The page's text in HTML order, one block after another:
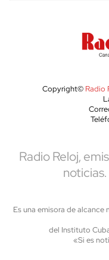
Copyright© Radio
Radio Reloj,
Es una emisora de alcance
del Instituto
«Si es